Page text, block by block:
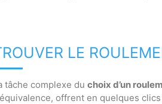
LE
tâche complexe du choix d’un
offrent en quelques clics